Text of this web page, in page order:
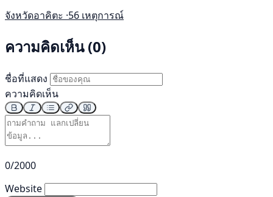
จังหวัดอาคิตะ ·56 เหตุการณ์
ความคิดเห็น (0)
ชื่อที่แสดง
ความคิดเห็น
0/2000
Website